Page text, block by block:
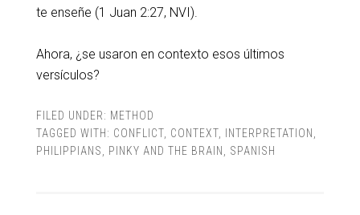
te enseñe (1 Juan 2:27, NVI).
Ahora, ¿se usaron en contexto esos últimos
versículos?
FILED UNDER: METHOD
TAGGED WITH: CONFLICT, CONTEXT, INTERPRETATION
PHILIPPIANS
PINKY AND THE BRAIN SPANISH